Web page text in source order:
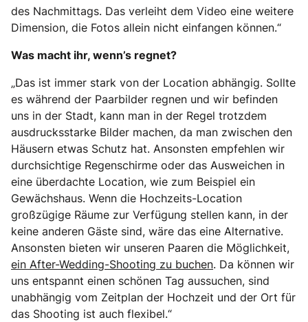
des Nachmittags. Das verleiht dem Video eine weitere
Dimension, die Fotos allein nicht einfangen können.“
Was macht ihr, wenn’s regnet?
„Das ist immer stark von der Location abhängig. Sollte
es während der Paarbilder regnen und wir befinden
uns in der Stadt, kann man in der Regel trotzdem
ausdrucksstarke Bilder machen, da man zwischen den
Häusern etwas Schutz hat. Ansonsten empfehlen wir
durchsichtige Regenschirme oder das Ausweichen in
eine überdachte Location, wie zum Beispiel ein
Gewächshaus. Wenn die Hochzeits-Location
großzügige Räume zur Verfügung stellen kann, in der
keine anderen Gäste sind, wäre das eine Alternative.
Ansonsten bieten wir unseren Paaren die Möglichkeit,
ein After-Wedding-Shooting zu buchen. Da können wir
uns entspannt einen schönen Tag aussuchen, sind
unabhängig vom Zeitplan der Hochzeit und der Ort für
das Shooting ist auch flexibel.“